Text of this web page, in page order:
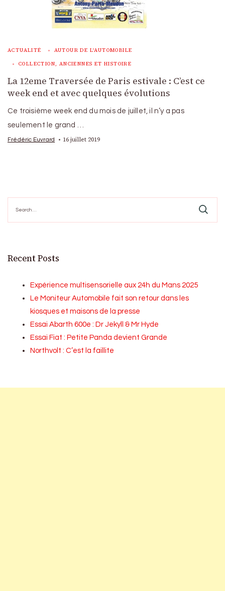
ACTUALITÉ AUTOUR DE L'AUTOMOBILE
COLLECTION, ANCIENNES ET HISTOIRE
La 12eme Traversée de Paris estivale : C’est ce
week end et avec quelques évolutions
Ce troisième week end du mois de juillet, il n’y a pas
seulement le grand …
Frédéric Euvrard 16 juillet 2019
for:
Recent Posts
Expérience multisensorielle aux 24h du Mans 2025
Le Moniteur Automobile fait son retour dans les
kiosques et maisons de la presse
Essai Abarth 600e : Dr Jekyll & Mr Hyde
Essai Fiat : Petite Panda devient Grande
Northvolt : C’est la faillite